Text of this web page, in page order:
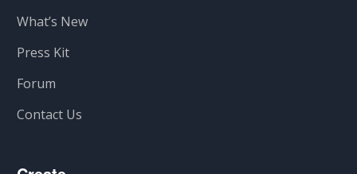
What’s New
Press Kit
Forum
Contact Us